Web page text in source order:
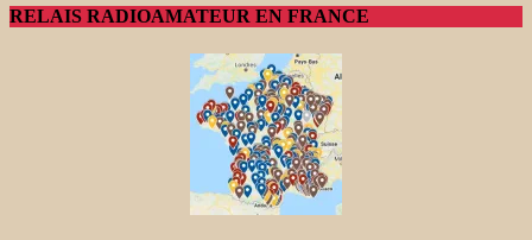
RELAIS RADIOAMATEUR EN FRANCE